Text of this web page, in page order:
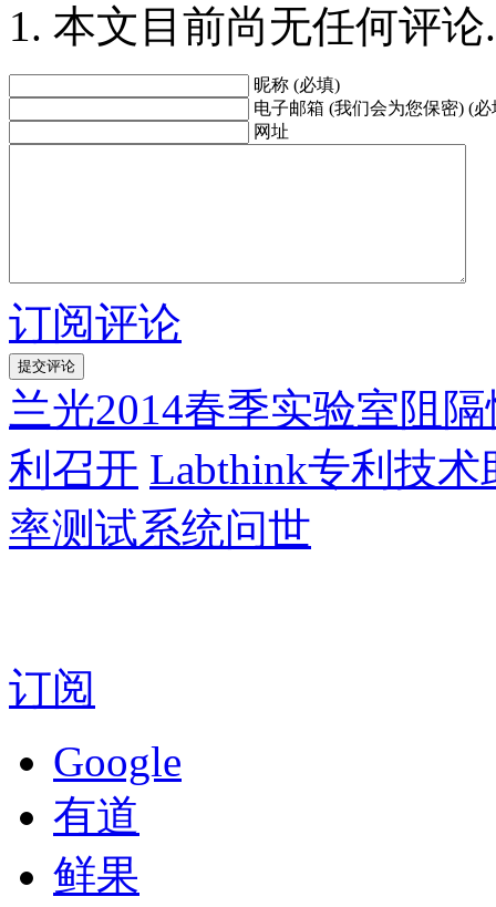
本文目前尚无任何评论.
昵称 (必填)
电子邮箱 (我们会为您保密) (必
网址
订阅评论
兰光2014春季实验室阻
利召开 Labthink专利技
率测试系统问世
订阅
Google
有道
鲜果